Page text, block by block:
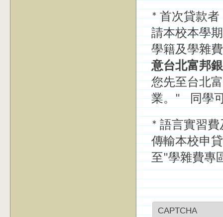
* 首次貸款者
請本校本學
學籍及學雜
意台北富邦
您先至台北
業。" 同學
* 語言實習費
傳輸本校申
至"學雜費專
CAPTCHA